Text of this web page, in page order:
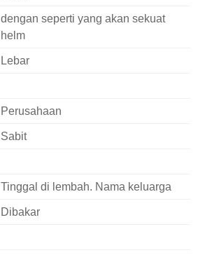
dengan seperti yang akan sekuat
helm
Lebar
Perusahaan
Sabit
Tinggal di lembah. Nama keluarga
Dibakar